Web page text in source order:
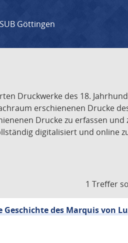
Göttingen
Druckwerke des 18.
erschienenen Drucke
Drucke zu erfassen
digitalisiert und online
1 Treffer
des Marquis von